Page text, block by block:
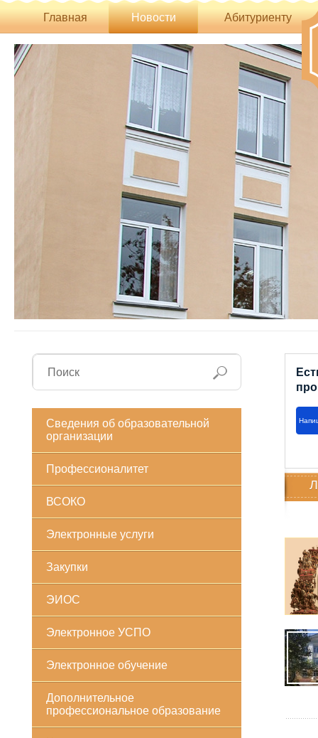
Главная Новости Абитуриенту
Сведения об образовательной
организации
Профессионалитет
ВСОКО
Электронные услуги
Закупки
ЭИОС
Электронное УСПО
Электронное обучение
Дополнительное
профессиональное образование